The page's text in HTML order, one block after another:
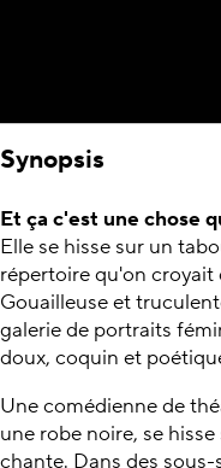
Synopsis
Et ça c'est une chose
Elle se hisse sur un
répertoire qu'on croyait
Gouailleuse et
galerie de portraits
doux, coquin et
Une comédienne de
une robe noire, se
chante. Dans des